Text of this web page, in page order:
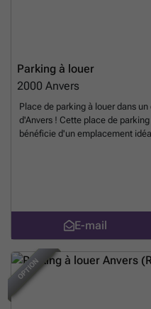
location.
En savoir plus ?
Parking à louer
2000 Anvers
Place de parking à louer dans
d'Anvers ! Cette place de
bénéficie d'un emplacement
E-mail
BEST OF
OPTION